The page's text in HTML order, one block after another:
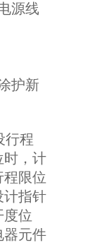
源线
护新
行程
时，计
程限位
计指针
度位
器元件